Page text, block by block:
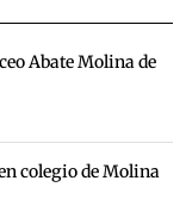
Abate Molina de
colegio de Molina